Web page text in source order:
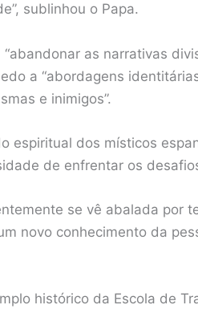
sublinhou o Papa.
as narrativas
a “abordagens
e inimigos”.
espiritual dos místicos
de enfrentar os
se vê abalada por
novo conhecimento da
histórico da Escola de